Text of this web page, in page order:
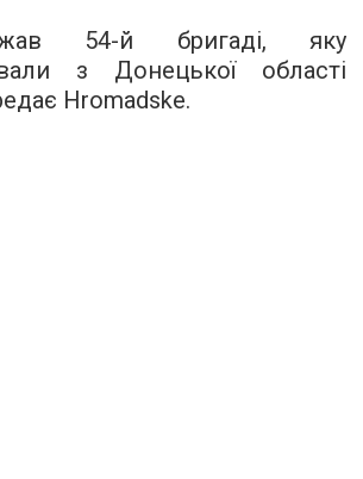
54-й бригаді, яку
з Донецької області
Hromadske.